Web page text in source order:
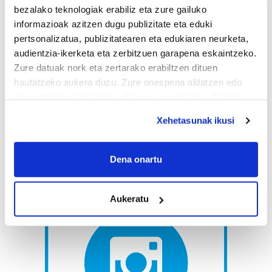
bezalako teknologiak erabiliz eta zure gailuko
informazioak azitzen dugu publizitate eta eduki
pertsonalizatua, publizitatearen eta edukiaren neurketa,
audientzia-ikerketa eta zerbitzuen garapena eskaintzeko.
Zure datuak nork eta zertarako erabiltzen dituen
hautatzeko aukera duzu. Zure onespena aldatzen edo
If you allow, we would also like to:
Collect information about your geographical
Identify your device by actively scanning it for
specific characteristics (fingerprinting)
Find out more about how your personal data is processed
and set your preferences in the details section
Xehetasunak ikusi
Dena onartu
Aukeratu